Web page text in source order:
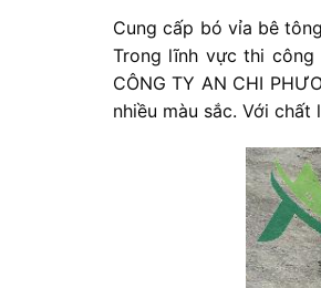
Cung cấp bó vỉa bê
Trong lĩnh vựcthi công
CÔNGTY AN CHI
nhiều màu sắc. Với chất